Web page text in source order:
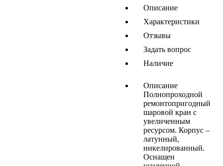
Описание
Характеристики
Отзывы
Задать вопрос
Наличие
Описание
Полнопроходной
ремонтопригодный
шаровой кран с
увеличенным
ресурсом. Корпус –
латунный,
никелированный.
Оснащен